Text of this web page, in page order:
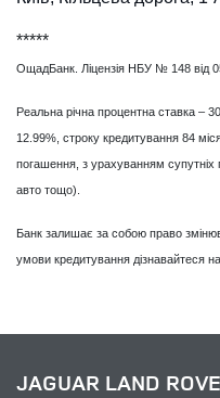
*****
ОщадБанк. Ліцензія НБУ № 148 від
Реальна річна процентна ставка –
12.99%, строку кредитування 84
погашення, з урахуванням супутніх
авто тощо).
Банк залишає за собою право
умови кредитування дізнавайтеся на
JAGUAR LAND